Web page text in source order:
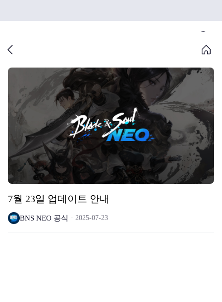
7월 23일 업데이트 안내
BNS NEO 공식 2025-07-23